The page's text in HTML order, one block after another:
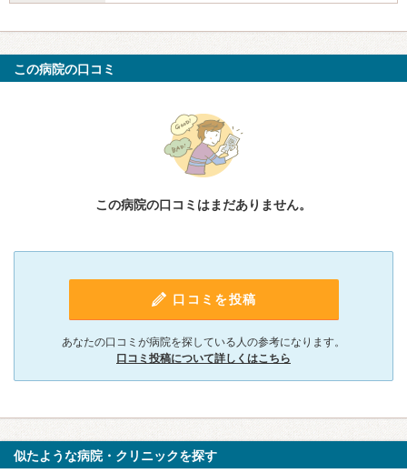
この病院の口コミ
この病院の口コミはまだありません。
口コミを投稿
あなたの口コミが病院を探している人の参考になります。
口コミ投稿について詳しくはこちら
似たような病院・クリニックを探す